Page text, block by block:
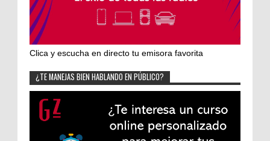
Clica y escucha en directo tu emisora favorita
¿TE MANEJAS BIEN HABLANDO EN PÚBLICO?